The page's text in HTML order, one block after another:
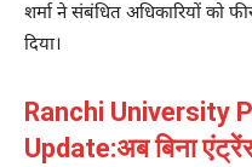
शर्मा ने संबंधित अधिकारियों को
दिया।
Ranchi University
Update:अब बिना